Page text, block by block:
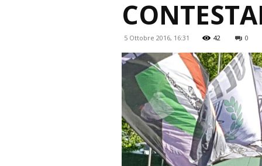
5 Ottobre 2016, 16:31 42 0